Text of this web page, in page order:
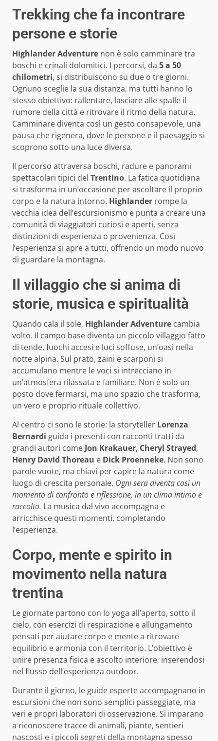
Trekking che fa incontrare
persone e storie
Highlander Adventure non è solo camminare tra
boschi e crinali dolomitici. I percorsi, da 5 a 50
chilometri, si distribuiscono su due o tre giorni.
Ognuno sceglie la sua distanza, ma tutti hanno lo
stesso obiettivo: rallentare, lasciare alle spalle il
rumore della città e ritrovare il ritmo della natura.
Camminare diventa così un gesto consapevole, una
pausa che rigenera, dove le persone e il paesaggio si
scoprono sotto una luce diversa.
Il percorso attraversa boschi, radure e panorami
spettacolari tipici del Trentino. La fatica quotidiana
si trasforma in un’occasione per ascoltare il proprio
corpo e la natura intorno. Highlander rompe la
vecchia idea dell’escursionismo e punta a creare una
comunità di viaggiatori curiosi e aperti, senza
distinzioni di esperienza o provenienza. Così
l’esperienza si apre a tutti, offrendo un modo nuovo
di guardare la montagna.
Il villaggio che si anima di
storie, musica e spiritualità
Quando cala il sole, Highlander Adventure cambia
volto. Il campo base diventa un piccolo villaggio fatto
di tende, fuochi accesi e luci soffuse, un’oasi nella
notte alpina. Sul prato, zaini e scarponi si
accumulano mentre le voci si intrecciano in
un’atmosfera rilassata e familiare. Non è solo un
posto dove fermarsi, ma uno spazio che trasforma,
un vero e proprio rituale collettivo.
Al centro ci sono le storie: la storyteller Lorenza
Bernardi guida i presenti con racconti tratti da
grandi autori come Jon Krakauer, Cheryl Strayed,
Henry David Thoreau e Dick Proenneke. Non sono
parole vuote, ma chiavi per capire la natura come
luogo di crescita personale. Ogni sera diventa così un
momento di confronto e riflessione, in un clima intimo e
raccolto. La musica dal vivo accompagna e
arricchisce questi momenti, completando
l’esperienza.
Corpo, mente e spirito in
movimento nella natura
trentina
Le giornate partono con lo yoga all’aperto, sotto il
cielo, con esercizi di respirazione e allungamento
pensati per aiutare corpo e mente a ritrovare
equilibrio e armonia con il territorio. L’obiettivo è
unire presenza fisica e ascolto interiore, inserendosi
nel flusso dell’esperienza outdoor.
Durante il giorno, le guide esperte accompagnano in
escursioni che non sono semplici passeggiate, ma
veri e propri laboratori di osservazione. Si imparano
a riconoscere tracce di animali, piante, sentieri
nascosti e i piccoli segreti della montagna spesso